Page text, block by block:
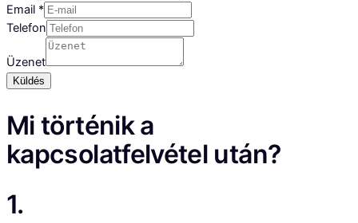
Email *
Telefon
Üzenet
Küldés
Mi történik a
kapcsolatfelvétel után?
1.